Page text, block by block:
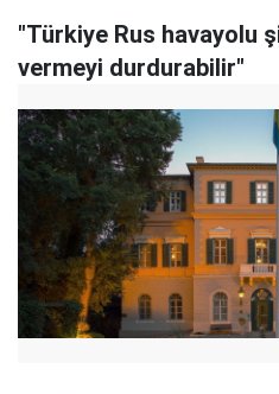
"Türkiye Rus havayolu
vermeyi durdurabilir"